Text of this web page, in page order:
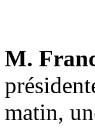
M.
matin,